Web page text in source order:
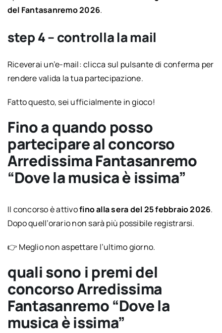
del Fantasanremo 2026.
step 4 – controlla la mail
Riceverai un’e-mail: clicca sul pulsante di conferma per
rendere valida la tua partecipazione.
Fatto questo, sei ufficialmente in gioco!
Fino a quando posso
partecipare al concorso
Arredissima Fantasanremo
“Dove la musica è issima”
Il concorso è attivofino alla sera del 25 febbraio 2026.
Dopo quell’orario non sarà più possibile registrarsi.
👉 Meglio non aspettare l’ultimo giorno.
quali sono i premi del
concorso Arredissima
Fantasanremo “Dove la
musica è issima”